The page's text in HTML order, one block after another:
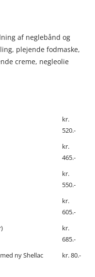
af neglebånd og
plejende fodmaske,
creme, negleolie
kr.
520.-
kr.
465.-
kr.
550.-
kr.
605.-
kr.
685.-
ny Shellac
kr. 80.-